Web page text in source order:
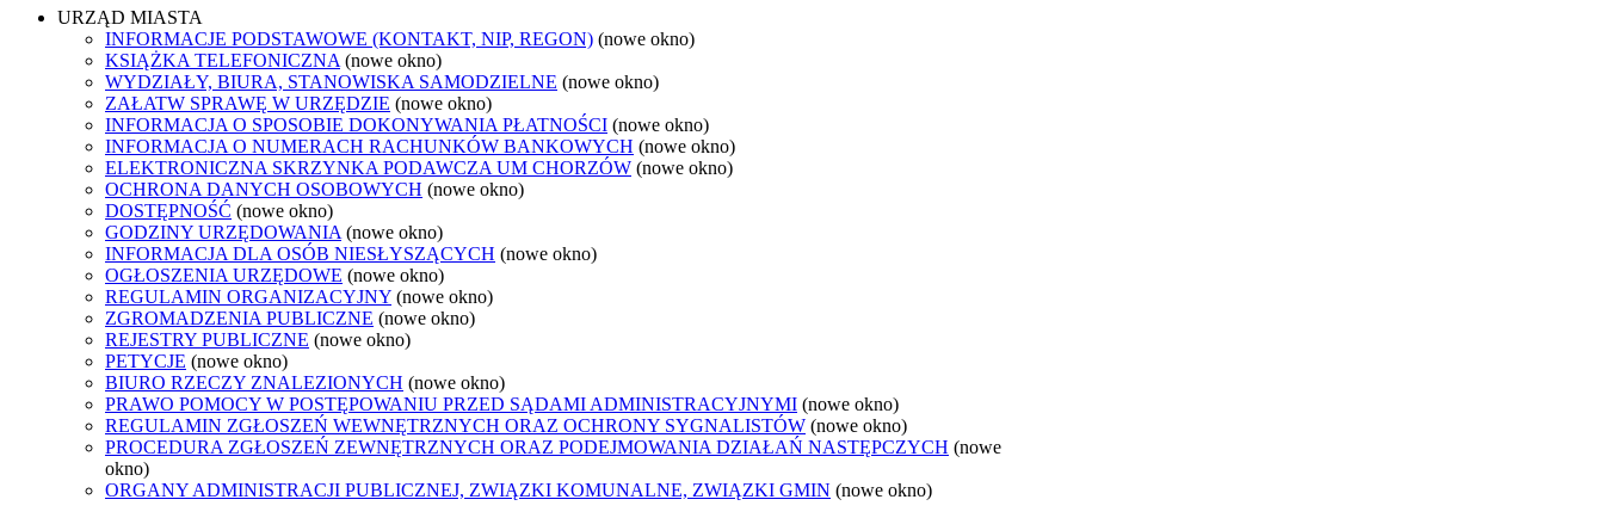
URZĄD MIASTA
INFORMACJE PODSTAWOWE (KONTAKT, NIP, REGON) (nowe okno)
KSIĄŻKA TELEFONICZNA (nowe okno)
WYDZIAŁY, BIURA, STANOWISKA SAMODZIELNE (nowe okno)
ZAŁATW SPRAWĘ W URZĘDZIE (nowe okno)
INFORMACJA O SPOSOBIE DOKONYWANIA PŁATNOŚCI (nowe okno)
INFORMACJA O NUMERACH RACHUNKÓW BANKOWYCH (nowe okno)
ELEKTRONICZNA SKRZYNKA PODAWCZA UM CHORZÓW (nowe okno)
OCHRONA DANYCH OSOBOWYCH (nowe okno)
DOSTĘPNOŚĆ (nowe okno)
GODZINY URZĘDOWANIA (nowe okno)
INFORMACJA DLA OSÓB NIESŁYSZĄCYCH (nowe okno)
OGŁOSZENIA URZĘDOWE (nowe okno)
REGULAMIN ORGANIZACYJNY (nowe okno)
ZGROMADZENIA PUBLICZNE (nowe okno)
REJESTRY PUBLICZNE (nowe okno)
PETYCJE (nowe okno)
BIURO RZECZY ZNALEZIONYCH (nowe okno)
PRAWO POMOCY W POSTĘPOWANIU PRZED SĄDAMI ADMINISTRACYJNYMI (nowe okno)
REGULAMIN ZGŁOSZEŃ WEWNĘTRZNYCH ORAZ OCHRONY SYGNALISTÓW (nowe okno)
PROCEDURA ZGŁOSZEŃ ZEWNĘTRZNYCH ORAZ PODEJMOWANIA DZIAŁAŃ NASTĘPCZYCH (nowe
okno)
ORGANY ADMINISTRACJI PUBLICZNEJ, ZWIĄZKI KOMUNALNE, ZWIĄZKI GMIN (nowe okno)